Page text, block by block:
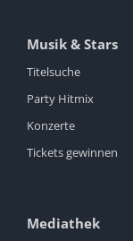
Musik & Stars
Titelsuche
Party Hitmix
Konzerte
Tickets gewinnen
Mediathek